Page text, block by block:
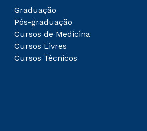
Graduação
Pós-graduação
Cursos de Medicina
Cursos Livres
Cursos Técnicos